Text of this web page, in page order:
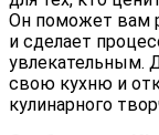
Он поможет вам
и сделает
увлекательным.
свою кухню и
кулинарного